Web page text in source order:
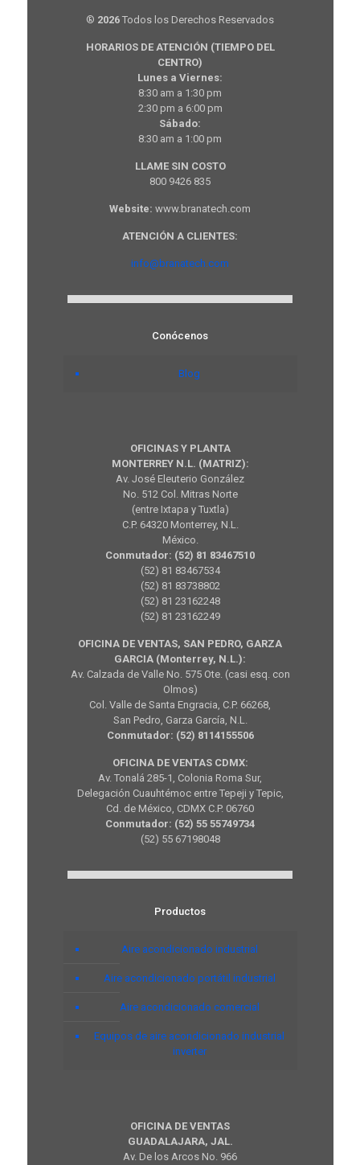
® 2026 Todos los Derechos Reservados
HORARIOS DE ATENCIÓN (TIEMPO DEL
CENTRO)
Lunes a Viernes:
8:30 am a 1:30 pm
2:30 pm a 6:00 pm
Sábado:
8:30 am a 1:00 pm
LLAME SIN COSTO
800 9426 835
Website: www.branatech.com
ATENCIÓN A CLIENTES:
info@branatech.com
Conócenos
Blog
OFICINAS Y PLANTA
MONTERREY N.L. (MATRIZ):
Av. José Eleuterio González
No. 512 Col. Mitras Norte
(entre Ixtapa y Tuxtla)
C.P. 64320 Monterrey, N.L.
México.
Conmutador: (52) 81 83467510
(52) 81 83467534
(52) 81 83738802
(52) 81 23162248
(52) 81 23162249
OFICINA DE VENTAS, SAN PEDRO, GARZA
GARCIA (Monterrey, N.L.):
Av. Calzada de Valle No. 575 Ote. (casi esq. con
Olmos)
Col. Valle de Santa Engracia, C.P. 66268,
San Pedro, Garza García, N.L.
Conmutador: (52) 8114155506
OFICINA DE VENTAS CDMX:
Av. Tonalá 285-1, Colonia Roma Sur,
Delegación Cuauhtémoc entre Tepeji y Tepic,
Cd. de México, CDMX C.P. 06760
Conmutador: (52) 55 55749734
(52) 55 67198048
Productos
Aire acondicionado industrial
Aire acondicionado portátil industrial
Aire acondicionado comercial
Equipos de aire acondicionado industrial
inverter
OFICINA DE VENTAS
GUADALAJARA, JAL.
Av. De los Arcos No. 966